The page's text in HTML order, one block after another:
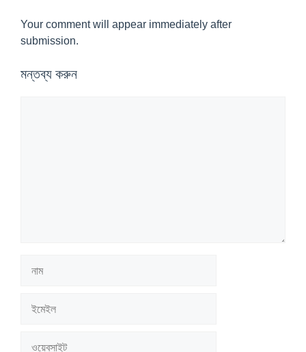
Your comment will appear immediately after
submission.
মন্তব্য করুন